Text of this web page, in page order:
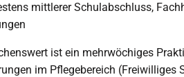
mittlerer Schulabschluss,
ist ein mehrwöchiges
im Pflegebereich